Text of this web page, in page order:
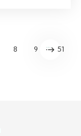
8 9 … 51